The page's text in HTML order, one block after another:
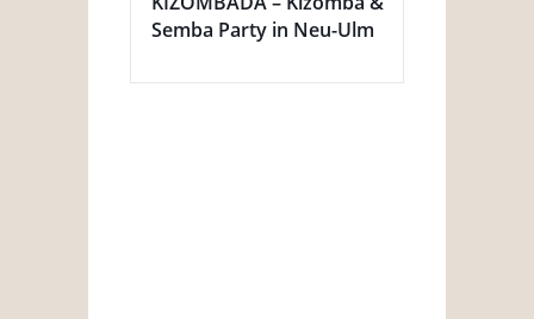
Semba Party in Neu-Ulm